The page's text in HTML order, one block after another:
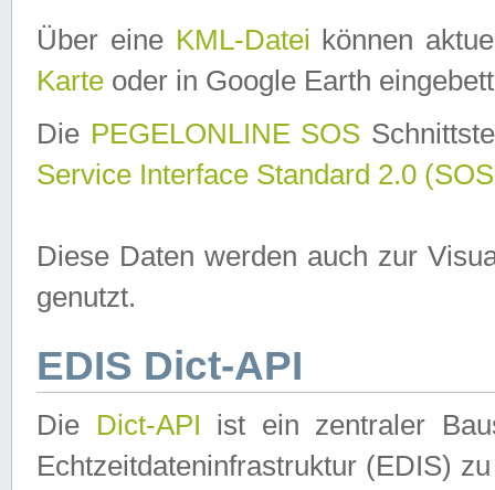
Über eine KML-Datei können
Karte oder in Google Earth
Die PEGELONLINE SOS
Service Interface Standard 2.0
Diese Daten werden auch zur
genutzt.
EDIS Dict-API
Die Dict-API ist ein zentraler
Echtzeitdateninfrastruktur (EDIS)